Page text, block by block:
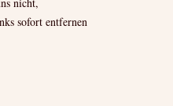
sofort entfernen